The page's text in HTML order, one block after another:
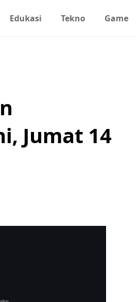
Edukasi Tekno Game
Jumat 14